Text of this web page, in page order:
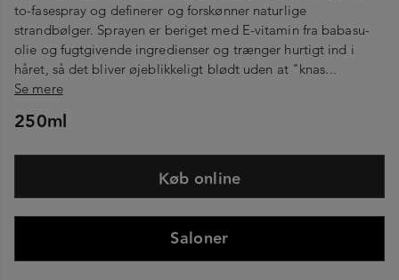
to-fasespray og definerer og forskønner naturlige
strandbølger. Sprayen er beriget med E-vitamin fra babasu-
olie og fugtgivende ingredienser og trænger hurtigt ind i
håret, så det bliver øjeblikkeligt blødt uden at "knas...
Se mere
250ml
Køb online
Saloner